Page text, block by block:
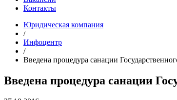
Контакты
Юридическая компания
/
Инфоцентр
/
Введена процедура санации
Введена процедура санации